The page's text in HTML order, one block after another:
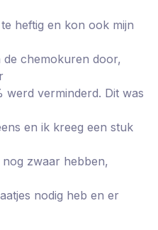
heftig en kon ook mijn
chemokuren door,
werd verminderd. Dit was
en ik kreeg een stuk
zwaar hebben,
nodig heb en er